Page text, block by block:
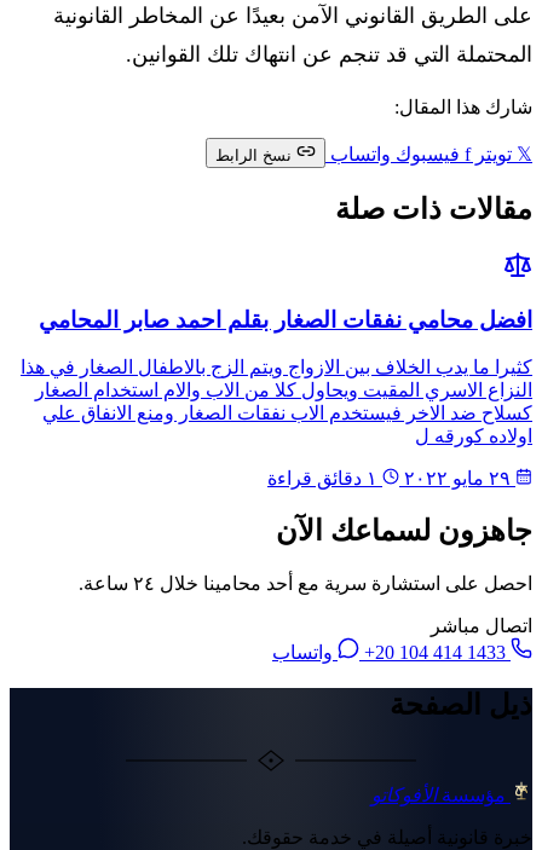
على الطريق القانوني الآمن بعيدًا عن المخاطر القانونية
المحتملة التي قد تنجم عن انتهاك تلك القوانين.
شارك هذا المقال:
𝕏 تويترf فيسبوك واتساب نسخ الرابط
مقالات ذات صلة
افضل محامي نفقات الصغار بقلم احمد صابر المحامي
كثيرا ما يدب الخلاف بين الازواج ويتم الزج بالاطفال الصغار في هذا
النزاع الاسري المقيت ويحاول كلا من الاب والام استخدام الصغار
كسلاح ضد الاخر فيستخدم الاب نفقات الصغار ومنع الانفاق علي
اولاده كورقه ل
٢٩ مايو ٢٠٢٢ ١ دقائق قراءة
جاهزون لسماعك الآن
احصل على استشارة سرية مع أحد محامينا خلال ٢٤ ساعة.
اتصال مباشر
+20 104 414 1433
واتساب
ذيل الصفحة
مؤسسةالأفوكاتو
خبرة قانونية أصيلة في خدمة حقوقك.